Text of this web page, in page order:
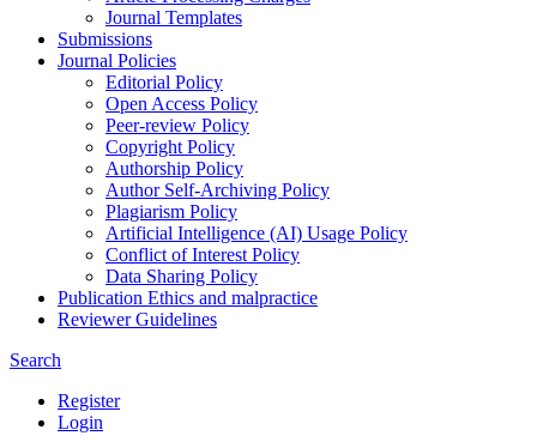
Journal Templates
Submissions
Journal Policies
Editorial Policy
Open Access Policy
Peer-review Policy
Copyright Policy
Authorship Policy
Author Self-Archiving Policy
Plagiarism Policy
Artificial Intelligence (AI) Usage Policy
Conflict of Interest Policy
Data Sharing Policy
Publication Ethics and malpractice
Reviewer Guidelines
Search
Register
Login